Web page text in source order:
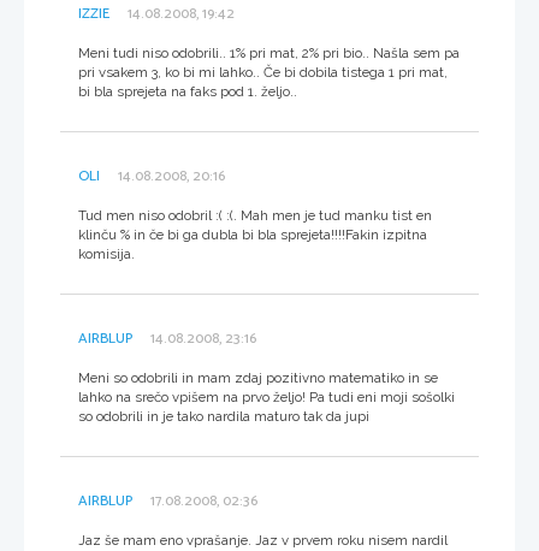
IZZIE 14.08.2008, 19:42
Meni tudi niso odobrili.. 1% pri mat, 2% pri bio.. Našla sem pa
pri vsakem 3, ko bi mi lahko.. Če bi dobila tistega 1 pri mat,
bi bla sprejeta na faks pod 1. željo..
OLI 14.08.2008, 20:16
Tud men niso odobril :( :(. Mah men je tud manku tist en
klinču % in če bi ga dubla bi bla sprejeta!!!!Fakin izpitna
komisija.
AIRBLUP 14.08.2008, 23:16
Meni so odobrili in mam zdaj pozitivno matematiko in se
lahko na srečo vpišem na prvo željo! Pa tudi eni moji sošolki
so odobrili in je tako nardila maturo tak da jupi
AIRBLUP 17.08.2008, 02:36
Jaz še mam eno vprašanje. Jaz v prvem roku nisem nardil